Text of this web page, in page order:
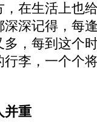
在生活上也
深记得，每
，每到这个
李，一个个
重